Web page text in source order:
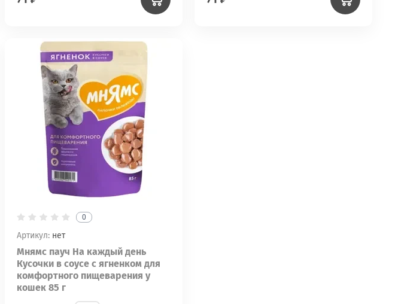
0
Артикул: нет
Мнямс пауч На каждый день
Кусочки в соусе с ягненком для
комфортного пищеварения у
кошек 85 г